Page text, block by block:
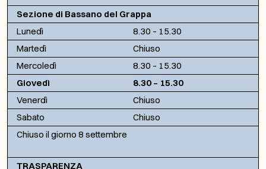
Sezione di Bassano del Grappa
Lunedì
8.30 – 15.30
Martedì
Chiuso
Mercoledì
8.30 – 15.30
Giovedì
8.30 – 15.30
Venerdì
Chiuso
Sabato
Chiuso
Chiuso il giorno 8 settembre
TRASPARENZA